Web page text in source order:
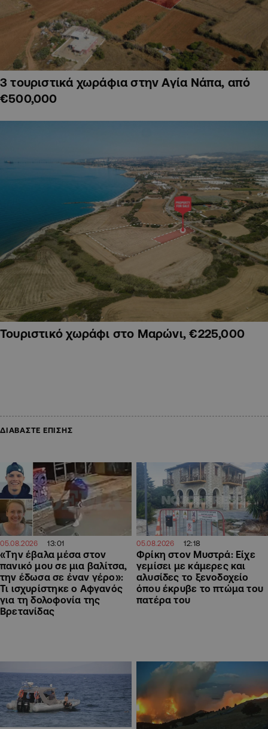
3 τουριστικά χωράφια στην Αγία Νάπα, από
€500,000
Τουριστικό χωράφι στο Μαρώνι, €225,000
ΔΙΑΒΑΣΤΕ ΕΠΙΣΗΣ
05.08.2026 13:01
«Την έβαλα μέσα στον
πανικό μου σε μια βαλίτσα,
την έδωσα σε έναν γέρο»:
Τι ισχυρίστηκε ο Αφγανός
για τη δολοφονία της
Βρετανίδας
05.08.2026 12:18
Φρίκη στον Μυστρά: Είχε
γεμίσει με κάμερες και
αλυσίδες το ξενοδοχείο
όπου έκρυβε το πτώμα του
πατέρα του